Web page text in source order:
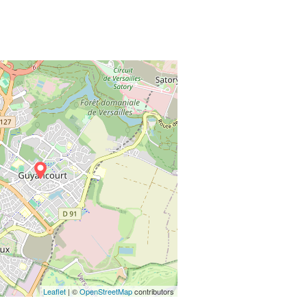
Leaflet | ©OpenStreetMapcontributors